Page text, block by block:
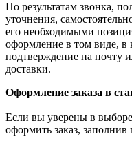
По результатам звонка,
уточнения,
его необходимыми
оформление в том виде, в
подтверждение на почту
доставки.
Оформление заказа в
Если вы уверены в
оформить заказ,